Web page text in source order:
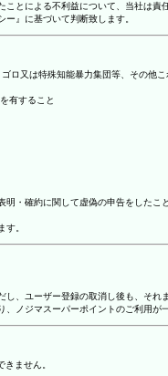
とによる不利益について、当社は
』に基づいて判断致します。
又は特殊知能暴力集団等、その
有すること
・確約に関して虚偽の申告をした
。
、ユーザー登録の取消し後も、そ
ノジマスーパーポイントのご利用
ません。